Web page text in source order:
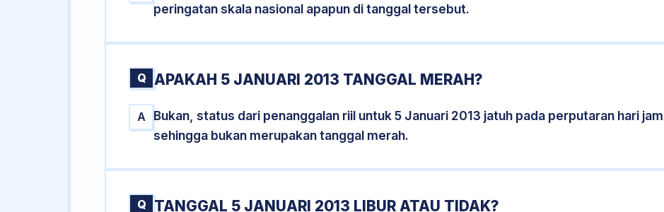
peringatan skala nasional apapun di tanggal tersebut.
Q APAKAH 5 JANUARI 2013 TANGGAL MERAH?
A
Bukan, status dari penanggalan riil untuk 5 Januari 2013 jatuh pada perputaran hari
sehingga bukan merupakan tanggal merah.
Q TANGGAL 5 JANUARI 2013 LIBUR ATAU TIDAK?